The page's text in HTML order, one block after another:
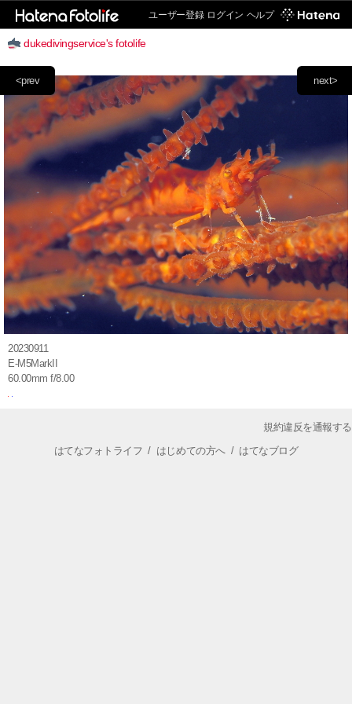
ユーザー登録 ログイン ヘルプ
dukedivingservice's fotolife
next>
<prev
20230911
E-M5MarkII
60.00mm f/8.00
規約違反を通報する
はてなフォトライフ / はじめての方へ/ はてなブログ